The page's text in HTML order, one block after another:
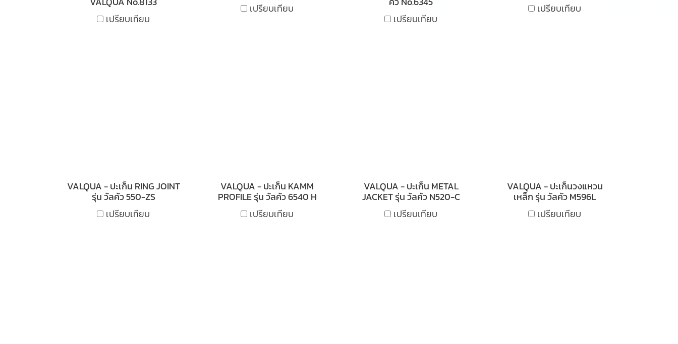
เปรียบเทียบ
เปรียบเทียบ
เปรียบเทียบ
เปรียบเทียบ
VALQUA - ปะเก็น RING JOINT
รุ่น วัลคัว 550-ZS
เปรียบเทียบ
VALQUA - ปะเก็น KAMM
PROFILE รุ่น วัลคัว 6540 H
เปรียบเทียบ
VALQUA - ปะเก็น METAL
JACKET รุ่น วัลคัว N520-C
เปรียบเทียบ
VALQUA - ปะเก็นวงแหวน
เหล็ก รุ่น วัลคัว M596L
เปรียบเทียบ